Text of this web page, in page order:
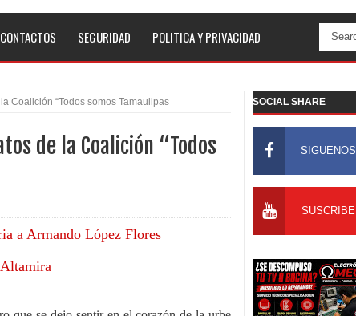
CONTACTOS SEGURIDAD POLITICA Y PRIVACIDAD
Coalición “Todos somos Tamaulipas
de la Coalición “Todos
a Armando López Flores
SOCIAL SHARE
SIGUENOS
SUSCRIBE